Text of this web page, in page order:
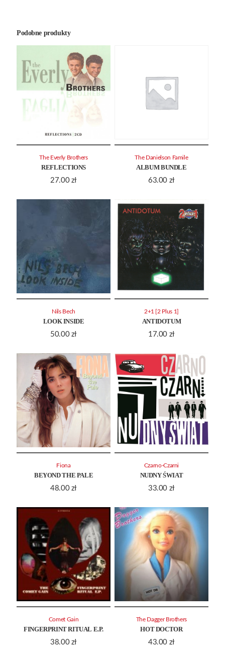
Podobne produkty
REFLECTIONS
27.00 zł
The Everly Brothers
ALBUM BUNDLE
63.00 zł
The Danielson Famile
LOOK INSIDE
50.00 zł
Nils Bech
ANTIDOTUM
17.00 zł
2+1 [2 Plus 1]
BEYOND THE PALE
48.00 zł
Fiona
NUDNY ŚWIAT
33.00 zł
Czarno-Czarni
FINGERPRINT RITUAL E.P.
38.00 zł
Comet Gain
HOT DOCTOR
43.00 zł
The Dagger Brothers